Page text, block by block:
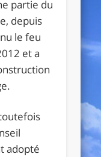
partie du
depuis
le feu
et a
adopté